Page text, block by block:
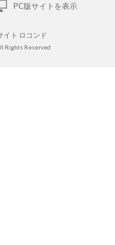
PC版サイトを表示
イト ロコンド
Rights Reserved